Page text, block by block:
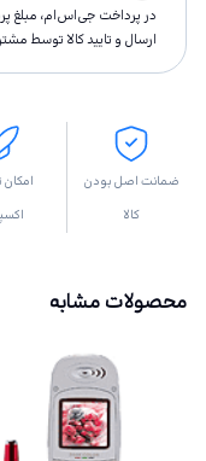
در پرداخت جی‌اس‌ام، مبلغ
ارسال و تاييد كالا توسط
ضمانت اصل بودن
کالا
محصولات مشابه